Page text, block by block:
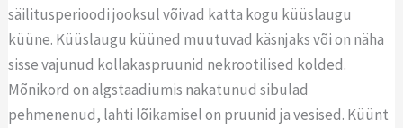
säilitusperioodi jooksul võivad katta kogu küüslaugu
küüne. Küüslaugu küüned muutuvad käsnjaks või on näha
sisse vajunud kollakaspruunid nekrootilised kolded.
Mõnikord on algstaadiumis nakatunud sibulad
pehmenenud, lahti lõikamisel on pruunid ja vesised. Küünt